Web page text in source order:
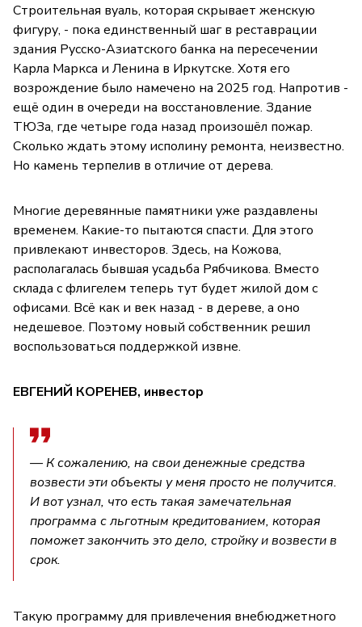
Строительная вуаль, которая скрывает женскую
фигуру, - пока единственный шаг в реставрации
здания Русско-Азиатского банка на пересечении
Карла Маркса и Ленина в Иркутске. Хотя его
возрождение было намечено на 2025 год. Напротив -
ещё один в очереди на восстановление. Здание
ТЮЗа, где четыре года назад произошёл пожар.
Сколько ждать этому исполину ремонта, неизвестно.
Но камень терпелив в отличие от дерева.
Многие деревянные памятники уже раздавлены
временем. Какие-то пытаются спасти. Для этого
привлекают инвесторов. Здесь, на Кожова,
располагалась бывшая усадьба Рябчикова. Вместо
склада с флигелем теперь тут будет жилой дом с
офисами. Всё как и век назад - в дереве, а оно
недешевое. Поэтому новый собственник решил
воспользоваться поддержкой извне.
ЕВГЕНИЙ КОРЕНЕВ, инвестор
— К сожалению, на свои денежные средства
возвести эти объекты у меня просто не получится.
И вот узнал, что есть такая замечательная
программа с льготным кредитованием, которая
поможет закончить это дело, стройку и возвести в
срок.
Такую программу для привлечения внебюджетного